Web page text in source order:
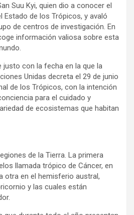
Suu Kyi, quien dio a conocer el
Estado de los Trópicos, y avaló
de centros de investigación. En
información valiosa sobre esta
justo con la fecha en la que la
Unidas decreta el 29 de junio
de los Trópicos, con la intención
para el cuidado y
de ecosistemas que habitan
de la Tierra. La primera
llamada trópico de Cáncer, en
otra en el hemisferio austral,
y las cuales están